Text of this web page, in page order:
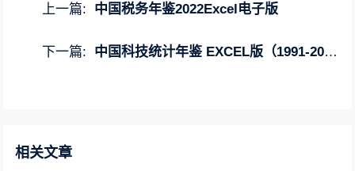
上一篇: 中国税务年鉴2022Excel电子版
下一篇: 中国科技统计年鉴 EXCEL版（1991-2023年）
相关文章